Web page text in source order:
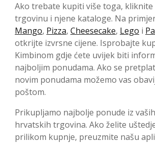
Ako trebate kupiti više toga,
trgovinu i njene kataloge. Na
Mango, Pizza, Cheesecake, Lego i
otkrijte izvrsne cijene. Isprobajte
Kimbinom gdje ćete uvijek biti
najboljim ponudama. Ako se
novim ponudama možemo vas
poštom.
Prikupljamo najbolje ponude iz
hrvatskih trgovina. Ako želite
prilikom kupnje, preuzmite našu